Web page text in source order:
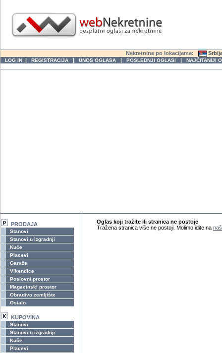
Nekretnine po lokacijama:
LOG IN | REGISTRACIJA | UNOS OGLASA | POSLEDNJI OGLASI | NAJČITANIJI
PRODAJA
Stanovi
Stanovi u izgradnji
Kuće
Placevi
Garaže
Vikendice
Poslovni prostor
Magacinski prostor
Obradivo zemljište
Ostalo
KUPOVINA
Stanovi
Stanovi u izgradnji
Kuće
Placevi
Oglas koji tražite ili stranica ne postoje
Tražena stranica više ne postoji. Molimo idite na